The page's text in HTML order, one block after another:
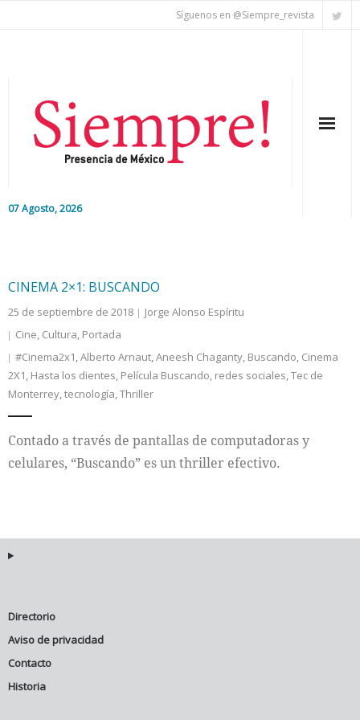
Síguenos en @Siempre_revista
07 Agosto, 2026
Nacional
Colaboradores
Internacional
Cultura
CINEMA 2×1: BUSCANDO
25 de septiembre de 2018
Jorge Alonso Espíritu
Cine, Cultura, Portada
#Cinema2x1,Alberto Arnaut,Aneesh Chaganty, Buscando, Cinema
2X1, Hasta los dientes, Película Buscando, redes sociales,Tec de
Monterrey,tecnología,Thriller
Contado a través de pantallas de computadoras y
celulares, “Buscando” es un thriller efectivo.
Directorio
Aviso de privacidad
Contacto
Historia